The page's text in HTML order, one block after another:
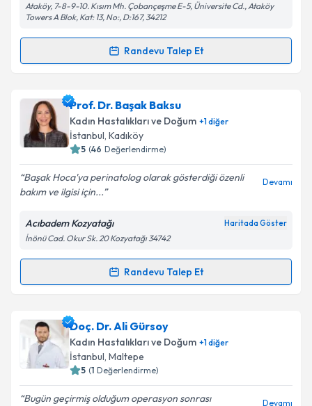
Kişisel verilerimin işlenmesine ilişkinAydınlatma
'ni okudum ve kişisel verilerimin belirtilen
kapsamda işlenmesini kabul ediyorum.
Takvim Talebini Gönder
Ataköy, 7-8-9-10. Kısım Mh. Çobançeşme E-5, Üniversite Cd., Ataköy
Towers A Blok, Kat: 13, No:, D:167, 34212
Randevu Talep Et
Randevu Takvimi Talebi
Dr. Ali Ekiziçin randevu takvimi talebi oluşturun. Size
bu uzmandan randevu almanız için bir takvim
hazırlandığında e-posta ile bilgilendireceğiz.
Kişisel verilerimin işlenmesine ilişkin
Aydınlatma
Metni'ni okudum ve kişisel verilerimin belirtilen
kapsamda işlenmesini kabul ediyorum.
Prof. Dr. Başak Baksu
Kadın Hastalıkları ve Doğum +1diğer
İstanbul, Kadıköy
5 (46 Değerlendirme)
Başak Hoca'ya perinatolog olarak gösterdiği özenli
bakım ve ilgisi için...
Devamı
Acıbadem Kozyatağı Haritada Göster
İnönü Cad. Okur Sk. 20 Kozyatağı 34742
Randevu Talep Et
Randevu Takvimi Talebi
Prof. Dr. Başak Baksuiçin randevu takvimi talebi
oluşturun. Size bu uzmandan randevu almanız için bir
takvim hazırlandığında e-posta ile bilgilendireceğiz.
Doç. Dr. Ali Gürsoy
Kadın Hastalıkları ve Doğum +1diğer
İstanbul, Maltepe
5 (1 Değerlendirme)
Bugün geçirmiş olduğum operasyon sonrası Devamı